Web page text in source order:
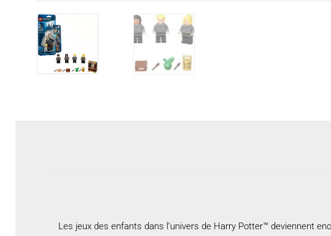
Les jeux des enfants dans l’univers de Harry Potter™ deviennent